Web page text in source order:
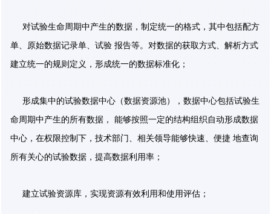
对试验生命周期中产生的数据，制定统一的格式，其中包括配方
单、原始数据记录单、试验 报告等。对数据的获取方式、解析方式
建立统一的规则定义，形成统一的数据标准化；
形成集中的试验数据中心（数据资源池），数据中心包括试验生
命周期中产生的所有数据， 能够按照一定的结构组织自动形成数据
中心，在权限控制下，技术部门、相关领导能够快速、便捷 地查询
所有关心的试验数据，提高数据利用率；
建立试验资源库，实现资源有效利用和使用评估；